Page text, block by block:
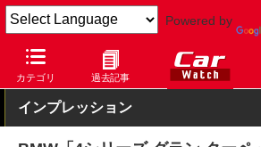
Powered by
カテゴリ 過去記事
Car Watch 自動車 4シリーズ
インプレッション